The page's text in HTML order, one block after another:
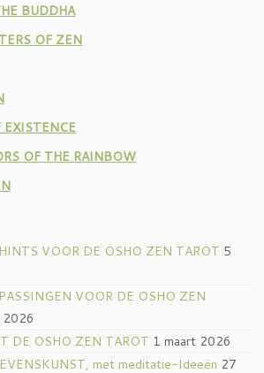
BUDDHA
OF ZEN
EXISTENCE
OF THE RAINBOW
VOOR DE OSHO ZEN TAROT 5
VOOR DE OSHO ZEN
2026
DE OSHO ZEN TAROT 1 maart 2026
met meditatie-Ideeën 27